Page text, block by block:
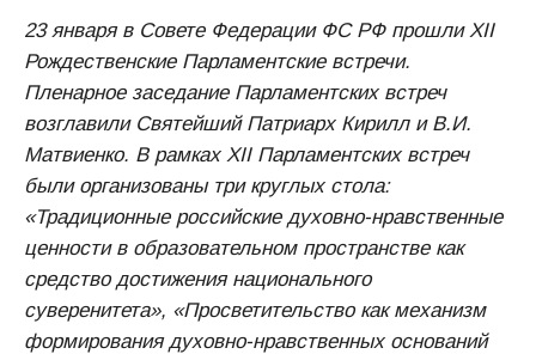
23 января в Совете Федерации ФС РФ прошли ХII
Рождественские Парламентские встречи.
Пленарное заседание Парламентских встреч
возглавили Святейший Патриарх Кирилл и В.И.
Матвиенко. В рамках ХII Парламентских встреч
были организованы три круглых стола:
«Традиционные российские духовно-нравственные
ценности в образовательном пространстве как
средство достижения национального
суверенитета», «Просветительство как механизм
формирования духовно-нравственных оснований